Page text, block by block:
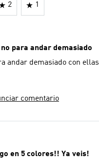
2 1
para andar demasiado
andar demasiado con ellas
comentario
en 5 colores!! Ya veis!